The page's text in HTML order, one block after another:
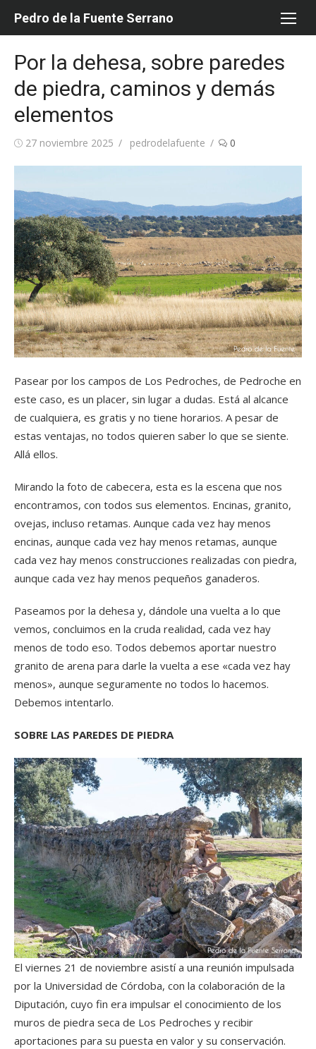
Pedro de la Fuente Serrano
Por la dehesa, sobre paredes
de piedra, caminos y demás
elementos
Publicada
27 noviembre 2025 Autor
pedrodelafuente 0
Pasear por los campos de Los Pedroches, de Pedroche en
este caso, es un placer, sin lugar a dudas. Está al alcance
de cualquiera, es gratis y no tiene horarios. A pesar de
estas ventajas, no todos quieren saber lo que se siente.
Allá ellos.
Mirando la foto de cabecera, esta es la escena que nos
encontramos, con todos sus elementos. Encinas, granito,
ovejas, incluso retamas. Aunque cada vez hay menos
encinas, aunque cada vez hay menos retamas, aunque
cada vez hay menos construcciones realizadas con piedra,
aunque cada vez hay menos pequeños ganaderos.
Paseamos por la dehesa y, dándole una vuelta a lo que
vemos, concluimos en la cruda realidad, cada vez hay
menos de todo eso. Todos debemos aportar nuestro
granito de arena para darle la vuelta a ese «cada vez hay
menos», aunque seguramente no todos lo hacemos.
Debemos intentarlo.
SOBRE LAS PAREDES DE PIEDRA
El viernes 21 de noviembre asistí a una reunión impulsada
por la Universidad de Córdoba, con la colaboración de la
Diputación, cuyo fin era impulsar el conocimiento de los
muros de piedra seca de Los Pedroches y recibir
aportaciones para su puesta en valor y su conservación.